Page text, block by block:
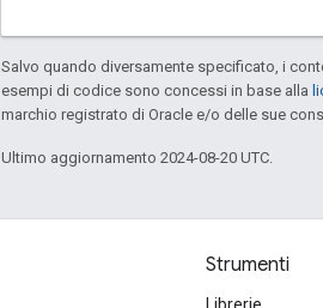
Salvo quando diversamente specificato, i
esempi di codice sono concessi in base alla
marchio registrato di Oracle e/o delle sue
Ultimo aggiornamento 2024-08-20 UTC.
Strumenti